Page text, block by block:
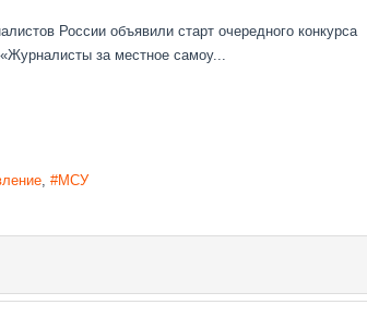
России объявили старт очередного конкурса
за местное самоу...
МСУ